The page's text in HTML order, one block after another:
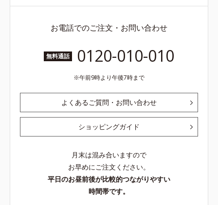
お電話でのご注文・お問い合わせ
無料通話 0120-010-010
午前9時より午後7時まで
よくあるご質問・お問い合わせ
ショッピングガイド
月末は混み合いますので
お早めにご注文ください。
平日のお昼前後が比較的つながりやすい
時間帯です。